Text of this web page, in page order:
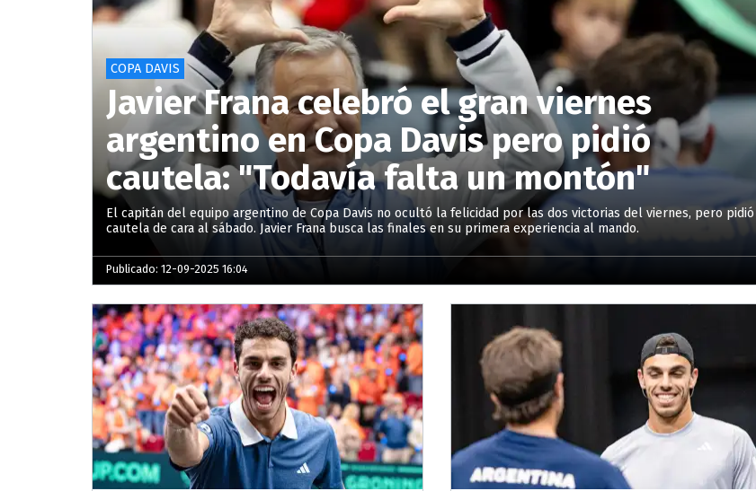
COPA DAVIS
Javier Frana celebró el gran viernes
argentino en Copa Davis pero pidió
cautela: "Todavía falta un montón"
El capitán del equipo argentino de Copa Davis no ocultó la felicidad por las dos victorias del viernes, pero pidió
cautela de cara al sábado. Javier Frana busca las finales en su primera experiencia al mando.
Publicado: 12-09-2025 16:04